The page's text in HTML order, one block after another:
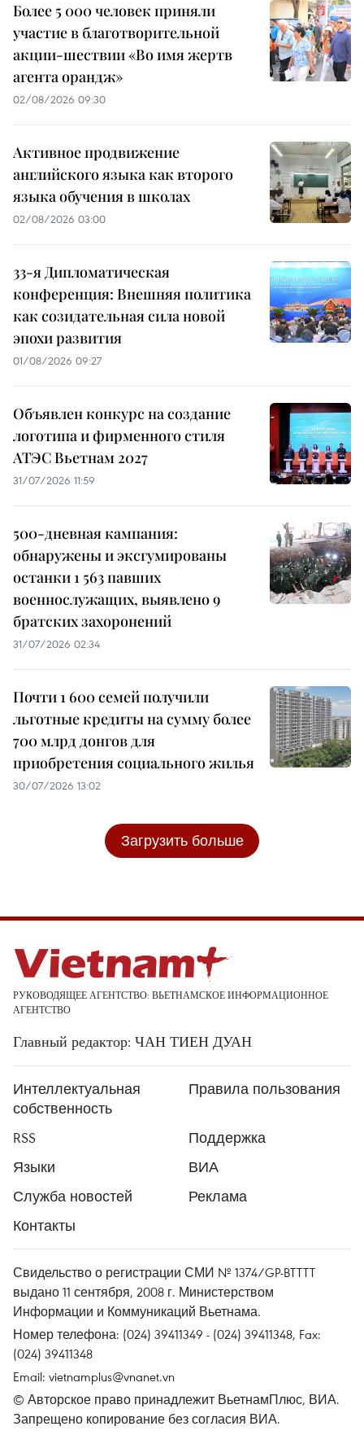
Более 5 000 человек приняли
участие в благотворительной
акции-шествии «Во имя жертв
агента орандж»
02/08/2026 09:30
Активное продвижение
английского языка как второго
языка обучения в школах
02/08/2026 03:00
33-я Дипломатическая
конференция: Внешняя политика
как созидательная сила новой
эпохи развития
01/08/2026 09:27
Объявлен конкурс на создание
логотипа и фирменного стиля
АТЭС Вьетнам 2027
31/07/2026 11:59
500-дневная кампания:
обнаружены и эксгумированы
останки 1 563 павших
военнослужащих, выявлено 9
братских захоронений
31/07/2026 02:34
Почти 1 600 семей получили
льготные кредиты на сумму более
700 млрд донгов для
приобретения социального жилья
30/07/2026 13:02
Загрузить больше
РУКОВОДЯЩЕЕ АГЕНТСТВО: ВЬЕТНАМСКОЕ ИНФОРМАЦИОННОЕ
АГЕНТСТВО
Главный редактор: ЧАН ТИЕН ДУАН
Интеллектуальная
собственность
Правила пользования
RSS
Поддержка
Языки
ВИА
Служба новостей
Реклама
Контакты
Свидельство о регистрации СМИ № 1374/GP-BTTTT
выдано 11 сентября, 2008 г. Министерством
Информации и Коммуникаций Вьетнама.
Номер телефона: (024) 39411349 - (024) 39411348, Fax:
(024) 39411348
Email: vietnamplus@vnanet.vn
© Авторское право принадлежит ВьетнамПлюс, ВИА.
Запрещено копирование без согласия ВИА.